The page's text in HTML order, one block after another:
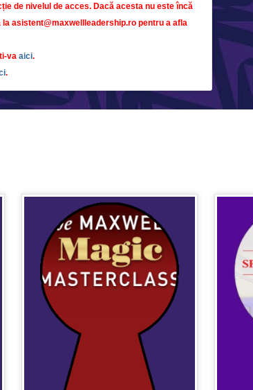
de nivelul de acces. Dacă acesta nu este încă
asistent@maxwellleadership.ro pentru a afla
va aici.
.